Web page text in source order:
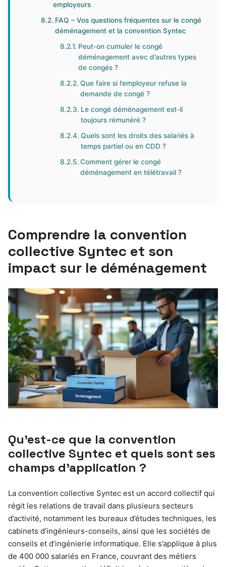
employeurs
FAQ – Vos questions fréquentes sur le congé
déménagement et la convention Syntec
Peut-on cumuler le congé
déménagement avec d’autres types
de congés ?
Que faire si l’employeur refuse la
demande de congé ?
Le congé déménagement est-il
toujours rémunéré ?
Quels sont les droits des salariés à
temps partiel ou en CDD ?
Comment gérer le congé
déménagement en télétravail ?
Comprendre la convention
collective Syntec et son
impact sur le déménagement
Qu’est-ce que la convention
collective Syntec et quels sont ses
champs d’application ?
La convention collective Syntec est un accord collectif qui
régit les relations de travail dans plusieurs secteurs
d’activité, notamment les bureaux d’études techniques, les
cabinets d’ingénieurs-conseils, ainsi que les sociétés de
conseils et d’ingénierie informatique. Elle s’applique à plus
de 400 000 salariés en France, couvrant des métiers